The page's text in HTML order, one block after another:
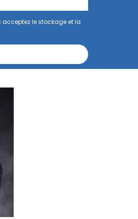
acceptez le stockage et la